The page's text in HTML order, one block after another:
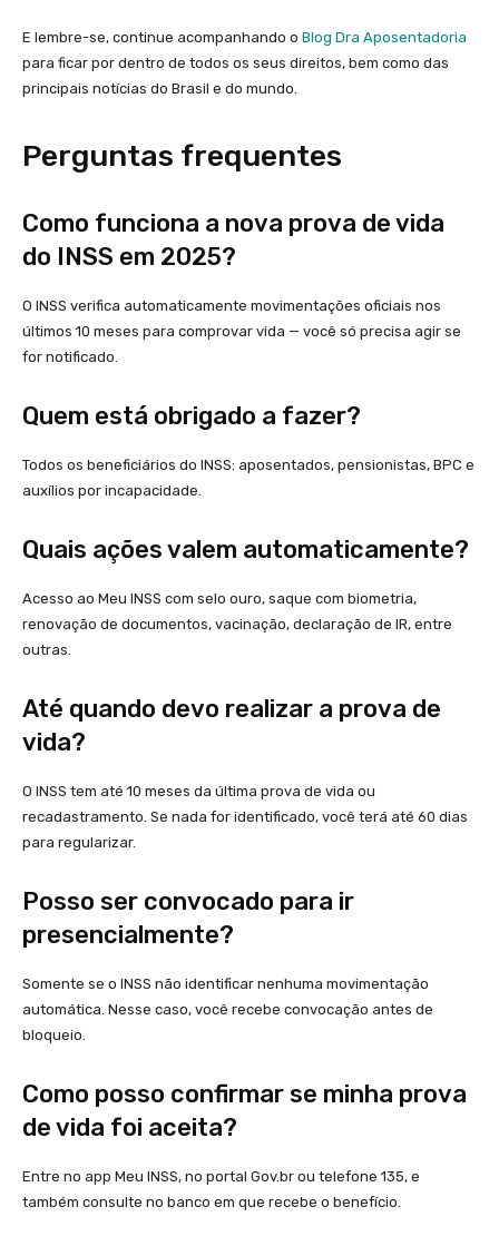
E lembre-se, continue acompanhando o Blog Dra Aposentadoria
para ficar por dentro de todos os seus direitos, bem como das
principais notícias do Brasil e do mundo.
Perguntas frequentes
Como funciona a nova prova de vida
do INSS em 2025?
O INSS verifica automaticamente movimentações oficiais nos
últimos 10 meses para comprovar vida — você só precisa agir se
for notificado.
Quem está obrigado a fazer?
Todos os beneficiários do INSS: aposentados, pensionistas, BPC e
auxílios por incapacidade.
Quais ações valem automaticamente?
Acesso ao Meu INSS com selo ouro, saque com biometria,
renovação de documentos, vacinação, declaração de IR, entre
outras.
Até quando devo realizar a prova de
vida?
O INSS tem até 10 meses da última prova de vida ou
recadastramento. Se nada for identificado, você terá até 60 dias
para regularizar.
Posso ser convocado para ir
presencialmente?
Somente se o INSS não identificar nenhuma movimentação
automática. Nesse caso, você recebe convocação antes de
bloqueio.
Como posso confirmar se minha prova
de vida foi aceita?
Entre no app Meu INSS, no portal Gov.br ou telefone 135, e
também consulte no banco em que recebe o benefício.